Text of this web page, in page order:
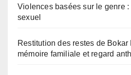
Violences basées sur le genre
sexuel
Restitution des restes de Bokar
mémoire familiale et regard